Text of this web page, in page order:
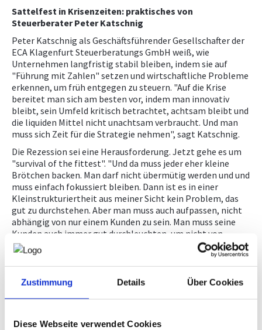
Zustimmung Details Über Cookies
Diese Webseite verwendet Cookies
Sattelfest in Krisenzeiten: praktisches von
Steuerberater Peter Katschnig
Peter Katschnig als Geschäftsführender Gesellschafter der
ECA Klagenfurt Steuerberatungs GmbH weiß, wie
Unternehmen langfristig stabil bleiben, indem sie auf
"Führung mit Zahlen" setzen und wirtschaftliche Probleme
erkennen, um früh entgegen zu steuern. "Auf die Krise
bereitet man sich am besten vor, indem man innovativ
bleibt, sein Umfeld kritisch betrachtet, achtsam bleibt und
die liquiden Mittel nicht unachtsam verbraucht. Und man
muss sich Zeit für die Strategie nehmen", sagt Katschnig.
Die Rezession sei eine Herausforderung. Jetzt gehe es um
"survival of the fittest". "Und da muss jeder eher kleine
Brötchen backen. Man darf nicht übermütig werden und und
muss einfach fokussiert bleiben. Dann ist es in einer
Kleinstrukturiertheit aus meiner Sicht kein Problem, das
gut zu durchstehen. Aber man muss auch aufpassen, nicht
abhängig von nur einem Kunden zu sein. Man muss seine
Kunden auch immer gut durchleuchten, um nicht von
Forderungsausfällen überrascht zu werden.".
vom Mitbewerber abzusetzen, Dinge zu ändern, die man
schon längst hätte ändern sollen, und sich zum Teil neu
erfindet. Dann werde man zu den Siegern zählen. "Und ich
eine gute ist. Wir sind klein strukturiert und wir haben